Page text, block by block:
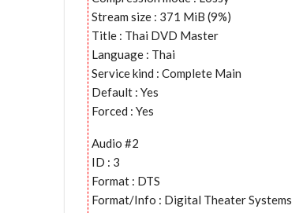
Stream size : 371 MiB (9%)
Title : Thai DVD Master
Language : Thai
Service kind : Complete Main
Default : Yes
Forced : Yes
Audio #2
ID : 3
Format : DTS
Format/Info : Digital Theater Systems